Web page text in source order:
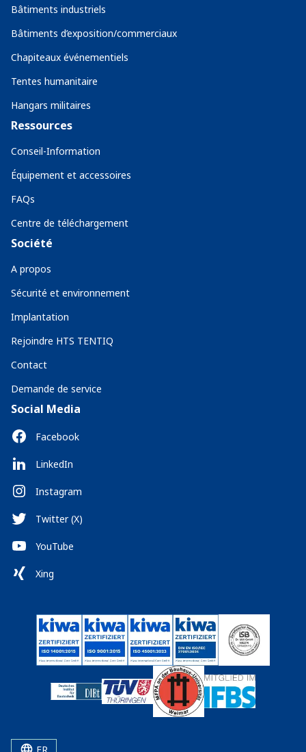
Bâtiments industriels
Bâtiments d’exposition/commerciaux
Chapiteaux événementiels
Tentes humanitaire
Hangars militaires
Ressources
Conseil-Information
Équipement et accessoires
FAQs
Centre de téléchargement
Société
A propos
Sécurité et environnement
Implantation
Rejoindre HTS TENTIQ
Contact
Demande de service
Social Media
Facebook
LinkedIn
Instagram
Twitter (X)
YouTube
Xing
FR